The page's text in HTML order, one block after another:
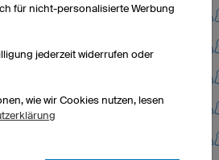
für nicht-personalisierte Werbung
jederzeit widerrufen oder
wie wir Cookies nutzen, lesen